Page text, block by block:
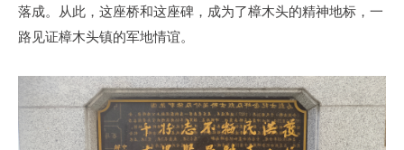
落成。从此，这座桥和这座碑，成为了樟木头的精神地标，一
路见证樟木头镇的军地情谊。